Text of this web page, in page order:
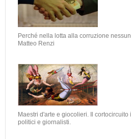
Perché nella lotta alla corruzione
Matteo Renzi
Maestri d'arte e giocolieri. Il
politici e giornalisti.